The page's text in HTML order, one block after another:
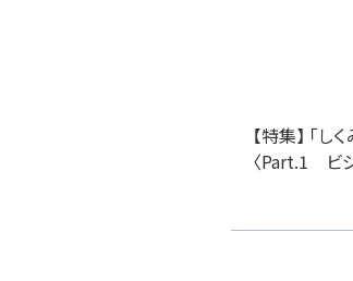
【特集】 「
〈Part.1 ビ